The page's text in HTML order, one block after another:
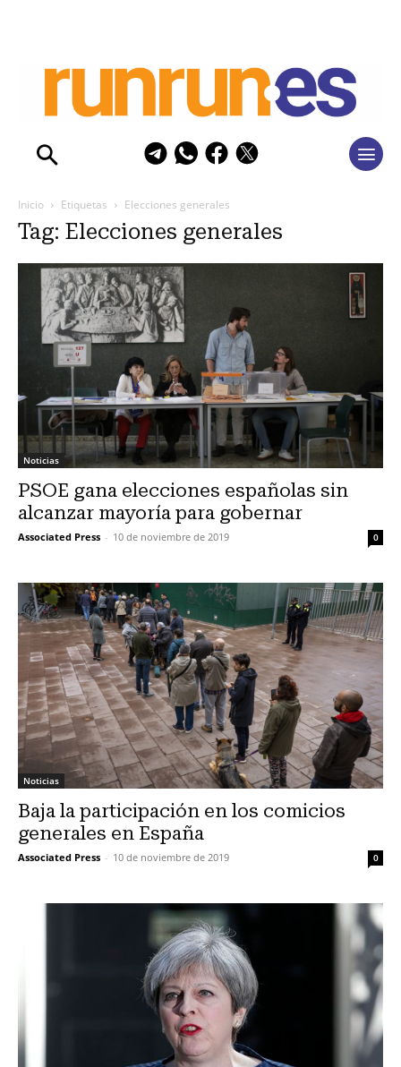
Inicio Etiquetas Elecciones generales
Tag: Elecciones generales
Noticias
PSOE gana elecciones españolas sin
alcanzar mayoría para gobernar
Associated Press - 10 de noviembre de 2019 0
Noticias
Baja la participación en los comicios
generales en España
Associated Press - 10 de noviembre de 2019 0